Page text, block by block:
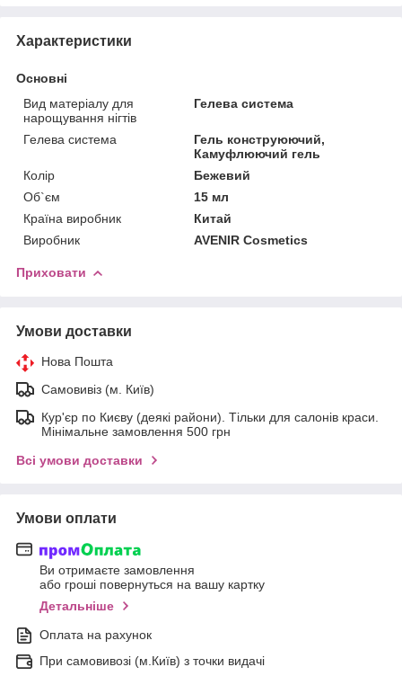
Характеристики
Основні
Вид матеріалу для
нарощування нігтів
Гелева система
Гелева система
Гель конструюючий,
Камуфлюючий гель
Колір
Бежевий
Об`єм
15 мл
Країна виробник
Китай
Виробник
AVENIR Cosmetics
Приховати
Умови доставки
Нова Пошта
Самовивіз (м. Київ)
Кур'єр по Києву (деякі райони). Тільки для салонів краси.
Мінімальне замовлення 500 грн
Всі умови доставки
Умови оплати
Ви отримаєте замовлення
або гроші повернуться на вашу картку
Детальніше
Оплата на рахунок
При самовивозі (м.Київ) з точки видачі